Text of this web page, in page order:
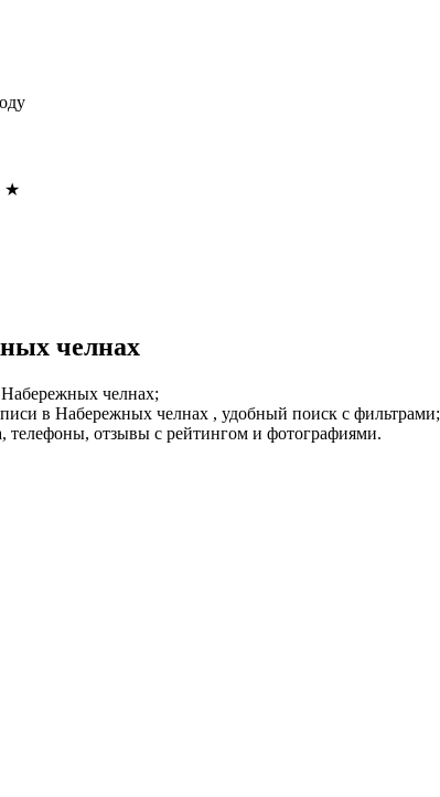
★
челнах
челнах;
в Набережных челнах , удобный поиск с фильтрами;
телефоны, отзывы с рейтингом и фотографиями.